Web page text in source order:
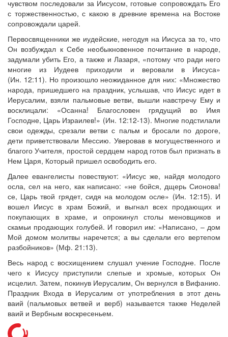
Онлайн трансляции
Веб-камеры
12 сентября 2015Название трансляции
12 сентября 2015 Название трансляции
12 сентября 2015
Название трансляции
12 сентября 2015Название трансляции
12 сентября 2015 Название трансляции
12 сентября 2015Название трансляции
12 сентября 2015Название трансляции
12 сентября 2015Название трансляции
Перейти к архиву
чувством последовали за Иисусом, готовые сопровождать Его
с торжественностью, с какою в древние времена на Востоке
сопровождали царей.
Первосвященники же иудейские, негодуя на Иисуса за то, что
Он возбуждал к Себе необыкновенное почитание в народе,
задумали убить Его, а также и Лазаря, «потому что ради него
многие из Иудеев приходили и веровали в Иисуса»
(Ин. 12:11). Но произошло неожиданное для них: «Множество
народа, пришедшего на праздник, услышав, что Иисус идет в
Иерусалим, взяли пальмовые ветви, вышли навстречу Ему и
восклицали: «Осанна! Благословен грядущий во Имя
Господне, Царь Израилев!» (Ин. 12:12-13). Многие подстилали
свои одежды, срезали ветви с пальм и бросали по дороге,
дети приветствовали Мессию. Уверовав в могущественного и
благого Учителя, простой сердцем народ готов был признать в
Нем Царя, Который пришел освободить его.
Далее евангелисты повествуют: «Иисус же, найдя молодого
осла, сел на него, как написано: «не бойся, дщерь Сионова!
се, Царь твой грядет, сидя на молодом осле» (Ин. 12:15). И
вошел Иисус в храм Божий, и выгнал всех продающих и
покупающих в храме, и опрокинул столы меновщиков и
скамьи продающих голубей. И говорил им: «Написано, – дом
Мой домом молитвы наречется; а вы сделали его вертепом
разбойников» (Мф. 21:13).
Весь народ с восхищением слушал учение Господне. После
чего к Иисусу приступили слепые и хромые, которых Он
исцелил. Затем, покинув Иерусалим, Он вернулся в Вифанию.
Праздник Входа в Иерусалим от употребления в этот день
ваий (пальмовых ветвей и верб) называется также Неделей
ваий и Вербным воскресеньем.